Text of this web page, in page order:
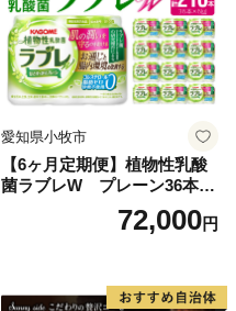
愛知県小牧市
【6ヶ月定期便】植物性乳酸
菌ラブレW プレーン36本
72,000円